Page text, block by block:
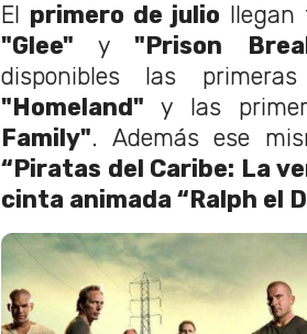
El primero de julio llegan
"Glee" y"Prison
disponibles las
"Homeland" y las
Family". Además ese
“Piratas del Caribe: La
cinta animada “Ralph el